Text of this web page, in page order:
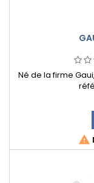
Né de la firme
